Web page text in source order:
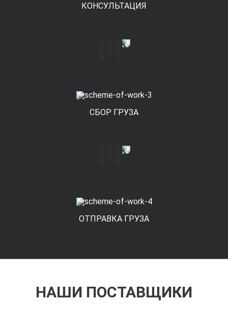
КОНСУЛЬТАЦИЯ
СБОР ГРУЗА
ОТПРАВКА ГРУЗА
НАШИ ПОСТАВЩИКИ